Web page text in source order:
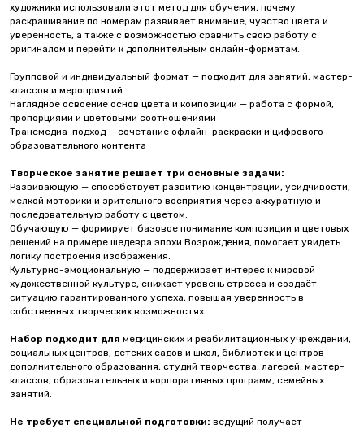
художники использовали этот метод для обучения, почему
раскрашивание по номерам развивает внимание, чувство цвета и
уверенность, а также с возможностью сравнить свою работу с
оригиналом и перейти к дополнительным онлайн-форматам.
Групповой и индивидуальный формат — подходит для занятий, мастер-
классов и мероприятий
Наглядное освоение основ цвета и композиции — работа с формой,
пропорциями и цветовыми соотношениями
Трансмедиа-подход — сочетание офлайн-раскраски и цифрового
образовательного контента
Творческое занятие решает три основные задачи:
Развивающую — способствует развитию концентрации, усидчивости,
мелкой моторики и зрительного восприятия через аккуратную и
последовательную работу с цветом.
Обучающую — формирует базовое понимание композиции и цветовых
решений на примере шедевра эпохи Возрождения, помогает увидеть
логику построения изображения.
Культурно-эмоциональную — поддерживает интерес к мировой
художественной культуре, снижает уровень стресса и создаёт
ситуацию гарантированного успеха, повышая уверенность в
собственных творческих возможностях.
Набор подходит для медицинских и реабилитационных учреждений,
социальных центров, детских садов и школ, библиотек и центров
дополнительного образования, студий творчества, лагерей, мастер-
классов, образовательных и корпоративных программ, семейных
занятий.
Не требует специальной подготовки: ведущий получает